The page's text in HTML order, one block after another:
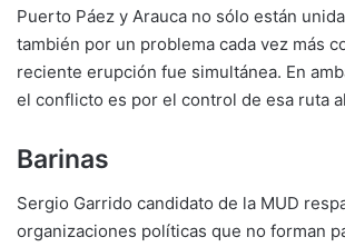
Puerto Páez y Arauca no sólo están
también por un problema cada vez más
reciente erupción fue simultánea. En
el conflicto es por el control de esa ruta
Barinas
Sergio Garrido candidato de la MUD
organizaciones políticas que no forman